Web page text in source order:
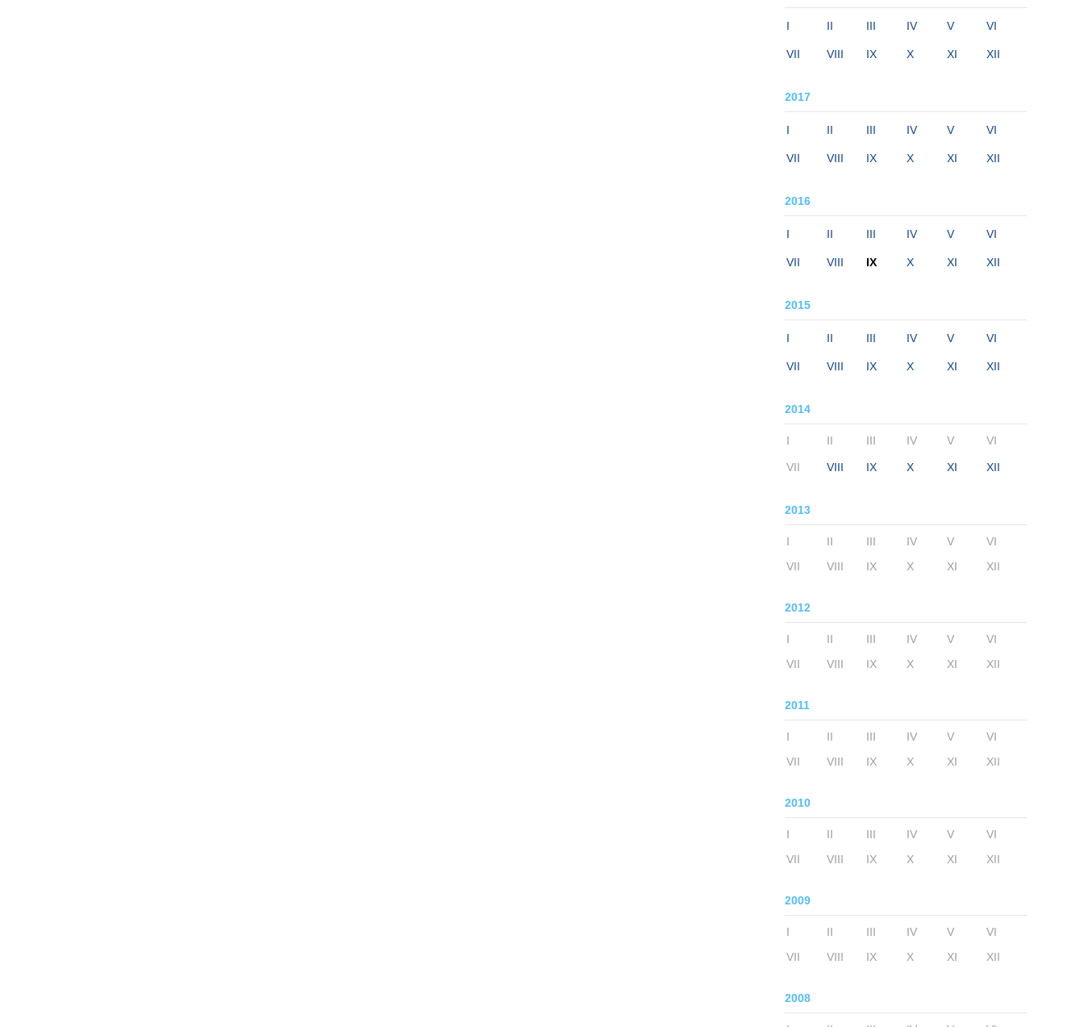
I II III IV V VI
VII VIII IX X XI XII
2017
I II III IV V VI
VII VIII IX X XI XII
2016
I II III IV V VI
VII VIII IX X XI XII
2015
I II III IV V VI
VII VIII IX X XI XII
2014
I II III IV V VI
VII VIII IX X XI XII
2013
I II III IV V
VI
VII
VIII IX X XI XII
2012
I II III IV V
VI
VII
VIII IX X XI XII
2011
I II III IV V
VI
VII
VIII IX X XI XII
2010
I II III IV V
VI
VII
VIII IX X XI XII
2009
I II III IV V
VI
VII
VIII IX X XI XII
2008